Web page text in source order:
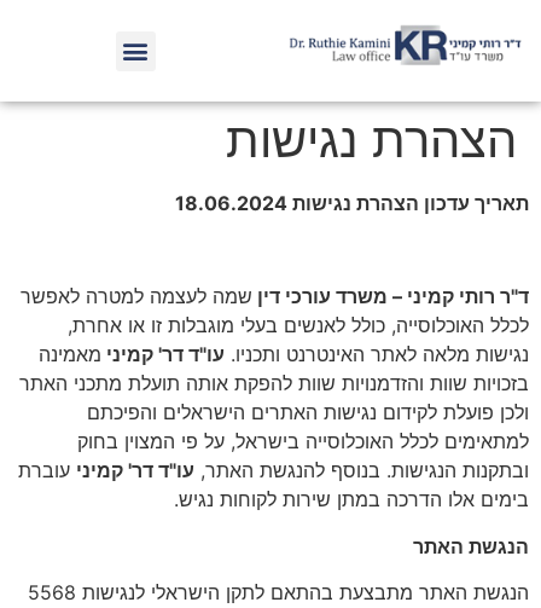
הצהרת נגישות
תאריך עדכון הצהרת נגישות 18.06.2024
ד"ר רותי קמיני – משרד עורכי דין שמה לעצמה למטרה לאפשר
לכלל האוכלוסייה, כולל לאנשים בעלי מוגבלות זו או אחרת,
נגישות מלאה לאתר האינטרנט ותכניו. עו"ד דר' קמיני מאמינה
בזכויות שוות והזדמנויות שוות להפקת אותה תועלת מתכני האתר
ולכן פועלת לקידום נגישות האתרים הישראלים והפיכתם
למתאימים לכלל האוכלוסייה בישראל, על פי המצוין בחוק
ובתקנות הנגישות. בנוסף להנגשת האתר, עו"ד דר' קמיני עוברת
בימים אלו הדרכה במתן שירות לקוחות נגיש.
הנגשת האתר
הנגשת האתר מתבצעת בהתאם לתקן הישראלי לנגישות 5568